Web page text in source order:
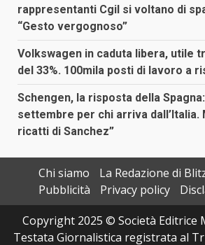
rappresentanti Cgil si voltano di
“Gesto vergognoso”
Volkswagen in caduta libera, utile
del 33%. 100mila posti di lavoro a
Schengen, la risposta della
settembre per chi arriva dall’Italia.
ricatti di Sanchez”
Chi siamo
La Redazione di
Pubblicità
Privacy policy
Copyright 2025 © Società Editrice
Testata Giornalistica registrata al